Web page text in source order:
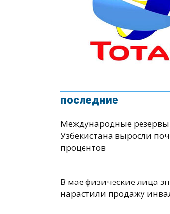
последние
Международные резервы
Узбекистана выросли
процентов
В мае физические лица
нарастили продажу